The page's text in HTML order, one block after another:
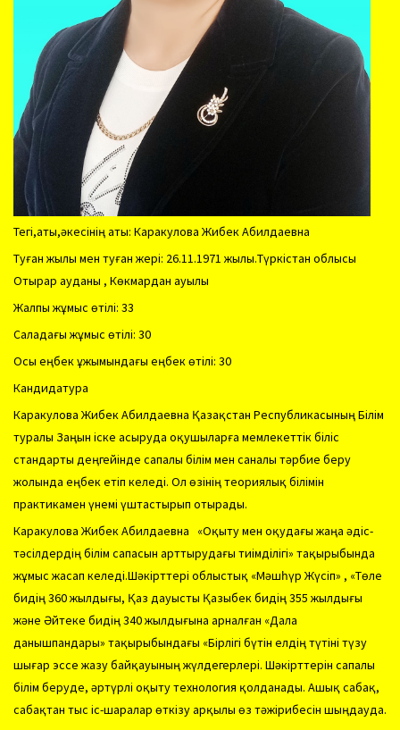
Тегі,аты,әкесінің аты: Каракулова Жибек Абилдаевна
Туған жылы мен туған жері: 26.11.1971 жылы.Түркістан облысы
Отырар ауданы , Көкмардан ауылы
Жалпы жұмыс өтілі: 33
Саладағы жұмыс өтілі: 30
Осы еңбек ұжымындағы еңбек өтілі: 30
Кандидатура
Каракулова Жибек Абилдаевна Қазақстан Республикасының Білім
туралы Заңын іске асыруда оқушыларға мемлекеттік біліс
стандарты деңгейінде сапалы білім мен саналы тәрбие беру
жолында еңбек етіп келеді. Ол өзінің теориялық білімін
практикамен үнемі үштастырып отырады.
Каракулова Жибек Абилдаевна «Оқыту мен оқудағы жаңа әдіс-
тәсілдердің білім сапасын арттырудағы тиімділігі» тақырыбында
жұмыс жасап келеді.Шәкірттері облыстық «Мәшһүр Жүсіп» , «Төле
бидің 360 жылдығы, Қаз дауысты Қазыбек бидің 355 жылдығы
және Әйтеке бидің 340 жылдығына арналған «Дала
данышпандары» тақырыбындағы «Бірлігі бүтін елдің түтіні түзу
шығар эссе жазу байқауының жүлдегерлері. Шәкірттерін сапалы
білім беруде, әртүрлі оқыту технология қолданады. Ашық сабақ,
сабақтан тыс іс-шаралар өткізу арқылы өз тәжірибесін шыңдауда.